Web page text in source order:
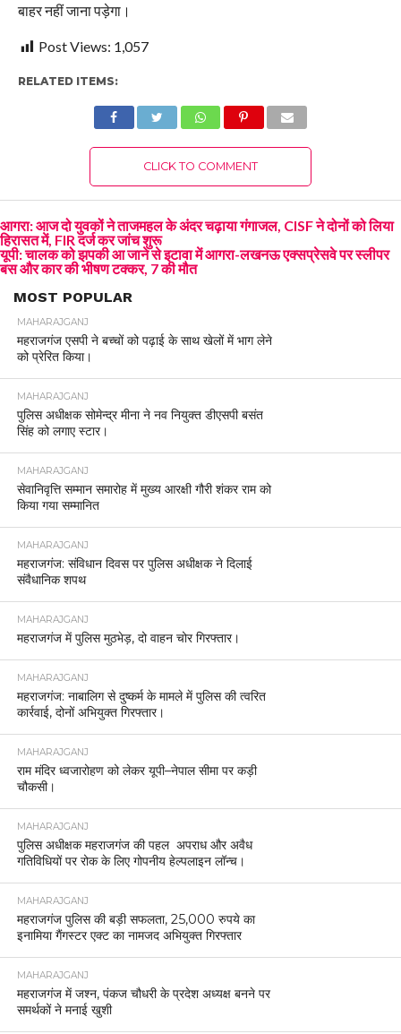
बाहर नहीं जाना पड़ेगा।
Post Views: 1,057
RELATED ITEMS:
CLICK TO COMMENT
आगरा: आज दो युवकों ने ताजमहल के अंदर चढ़ाया गंगाजल, CISF ने दोनों को लिया
हिरासत में, FIR दर्ज कर जांच शुरू
यूपी: चालक को झपकी आ जाने से इटावा में आगरा-लखनऊ एक्सप्रेसवे पर स्लीपर
बस और कार की भीषण टक्कर, 7 की मौत
MOST POPULAR
MAHARAJGANJ
महराजगंज एसपी ने बच्चों को पढ़ाई के साथ खेलों में भाग लेने
को प्रेरित किया।
MAHARAJGANJ
पुलिस अधीक्षक सोमेन्द्र मीना ने नव नियुक्त डीएसपी बसंत
सिंह को लगाए स्टार।
MAHARAJGANJ
सेवानिवृत्ति सम्मान समारोह में मुख्य आरक्षी गौरी शंकर राम को
किया गया सम्मानित
MAHARAJGANJ
महराजगंज: संविधान दिवस पर पुलिस अधीक्षक ने दिलाई
संवैधानिक शपथ
MAHARAJGANJ
महराजगंज में पुलिस मुठभेड़, दो वाहन चोर गिरफ्तार।
MAHARAJGANJ
महराजगंज: नाबालिग से दुष्कर्म के मामले में पुलिस की त्वरित
कार्रवाई, दोनों अभियुक्त गिरफ्तार।
MAHARAJGANJ
राम मंदिर ध्वजारोहण को लेकर यूपी–नेपाल सीमा पर कड़ी
चौकसी।
MAHARAJGANJ
पुलिस अधीक्षक महराजगंज की पहल अपराध और अवैध
गतिविधियों पर रोक के लिए गोपनीय हेल्पलाइन लॉन्च।
MAHARAJGANJ
महराजगंज पुलिस की बड़ी सफलता, 25,000 रुपये का
इनामिया गैंगस्टर एक्ट का नामजद अभियुक्त गिरफ्तार
MAHARAJGANJ
महराजगंज में जश्न, पंकज चौधरी के प्रदेश अध्यक्ष बनने पर
समर्थकों ने मनाई खुशी